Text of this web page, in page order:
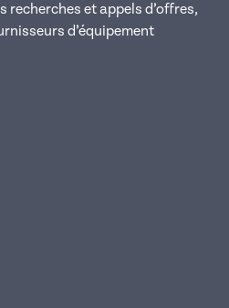
recherches et appels d’offres,
d’équipement